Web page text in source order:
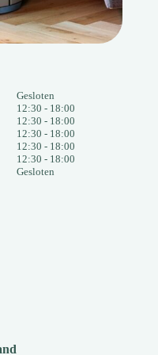
Gesloten
12:30 - 18:00
12:30 - 18:00
12:30 - 18:00
12:30 - 18:00
12:30 - 18:00
Gesloten